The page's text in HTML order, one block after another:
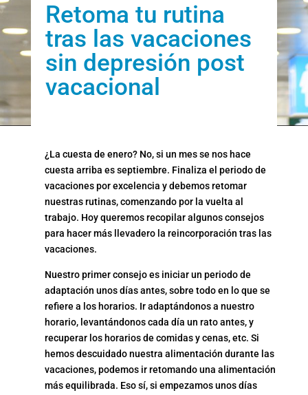
Retoma tu rutina
tras las vacaciones
sin depresión post
vacacional
¿La cuesta de enero? No, si un mes se nos hace
cuesta arriba es septiembre. Finaliza el periodo de
vacaciones por excelencia y debemos retomar
nuestras rutinas, comenzando por la vuelta al
trabajo. Hoy queremos recopilar algunos consejos
para hacer más llevadero la reincorporación tras las
vacaciones.
Nuestro primer consejo es iniciar un periodo de
adaptación unos días antes, sobre todo en lo que se
refiere a los horarios. Ir adaptándonos a nuestro
horario, levantándonos cada día un rato antes, y
recuperar los horarios de comidas y cenas, etc. Si
hemos descuidado nuestra alimentación durante las
vacaciones, podemos ir retomando una alimentación
más equilibrada. Eso sí, si empezamos unos días